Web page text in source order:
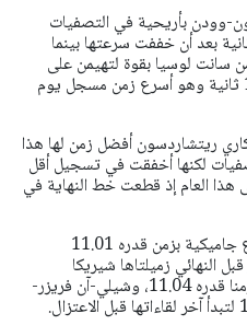
وودن بأريحية في التصفيات
في 10.99 ثانية بعد أن خففت سرعتها بينما
سانت لوسيا بقوة لتهيمن على
السباق الرابع في 10.93 ثانية وهو أسرع زمن مسجل يوم
ريتشاردسون أفضل زمن لها هذا
لكنها أخفقت في تسجيل أقل
هذا العام إذ قطعت خط النهاية في
كانت تينا كلايتون أسرع جاميكية بزمن قدره 11.01
النهائي زميلتاها شيريكا
جاكسون، التي حققت زمنا قدره 11.04، وشيلي-آن فريزر-